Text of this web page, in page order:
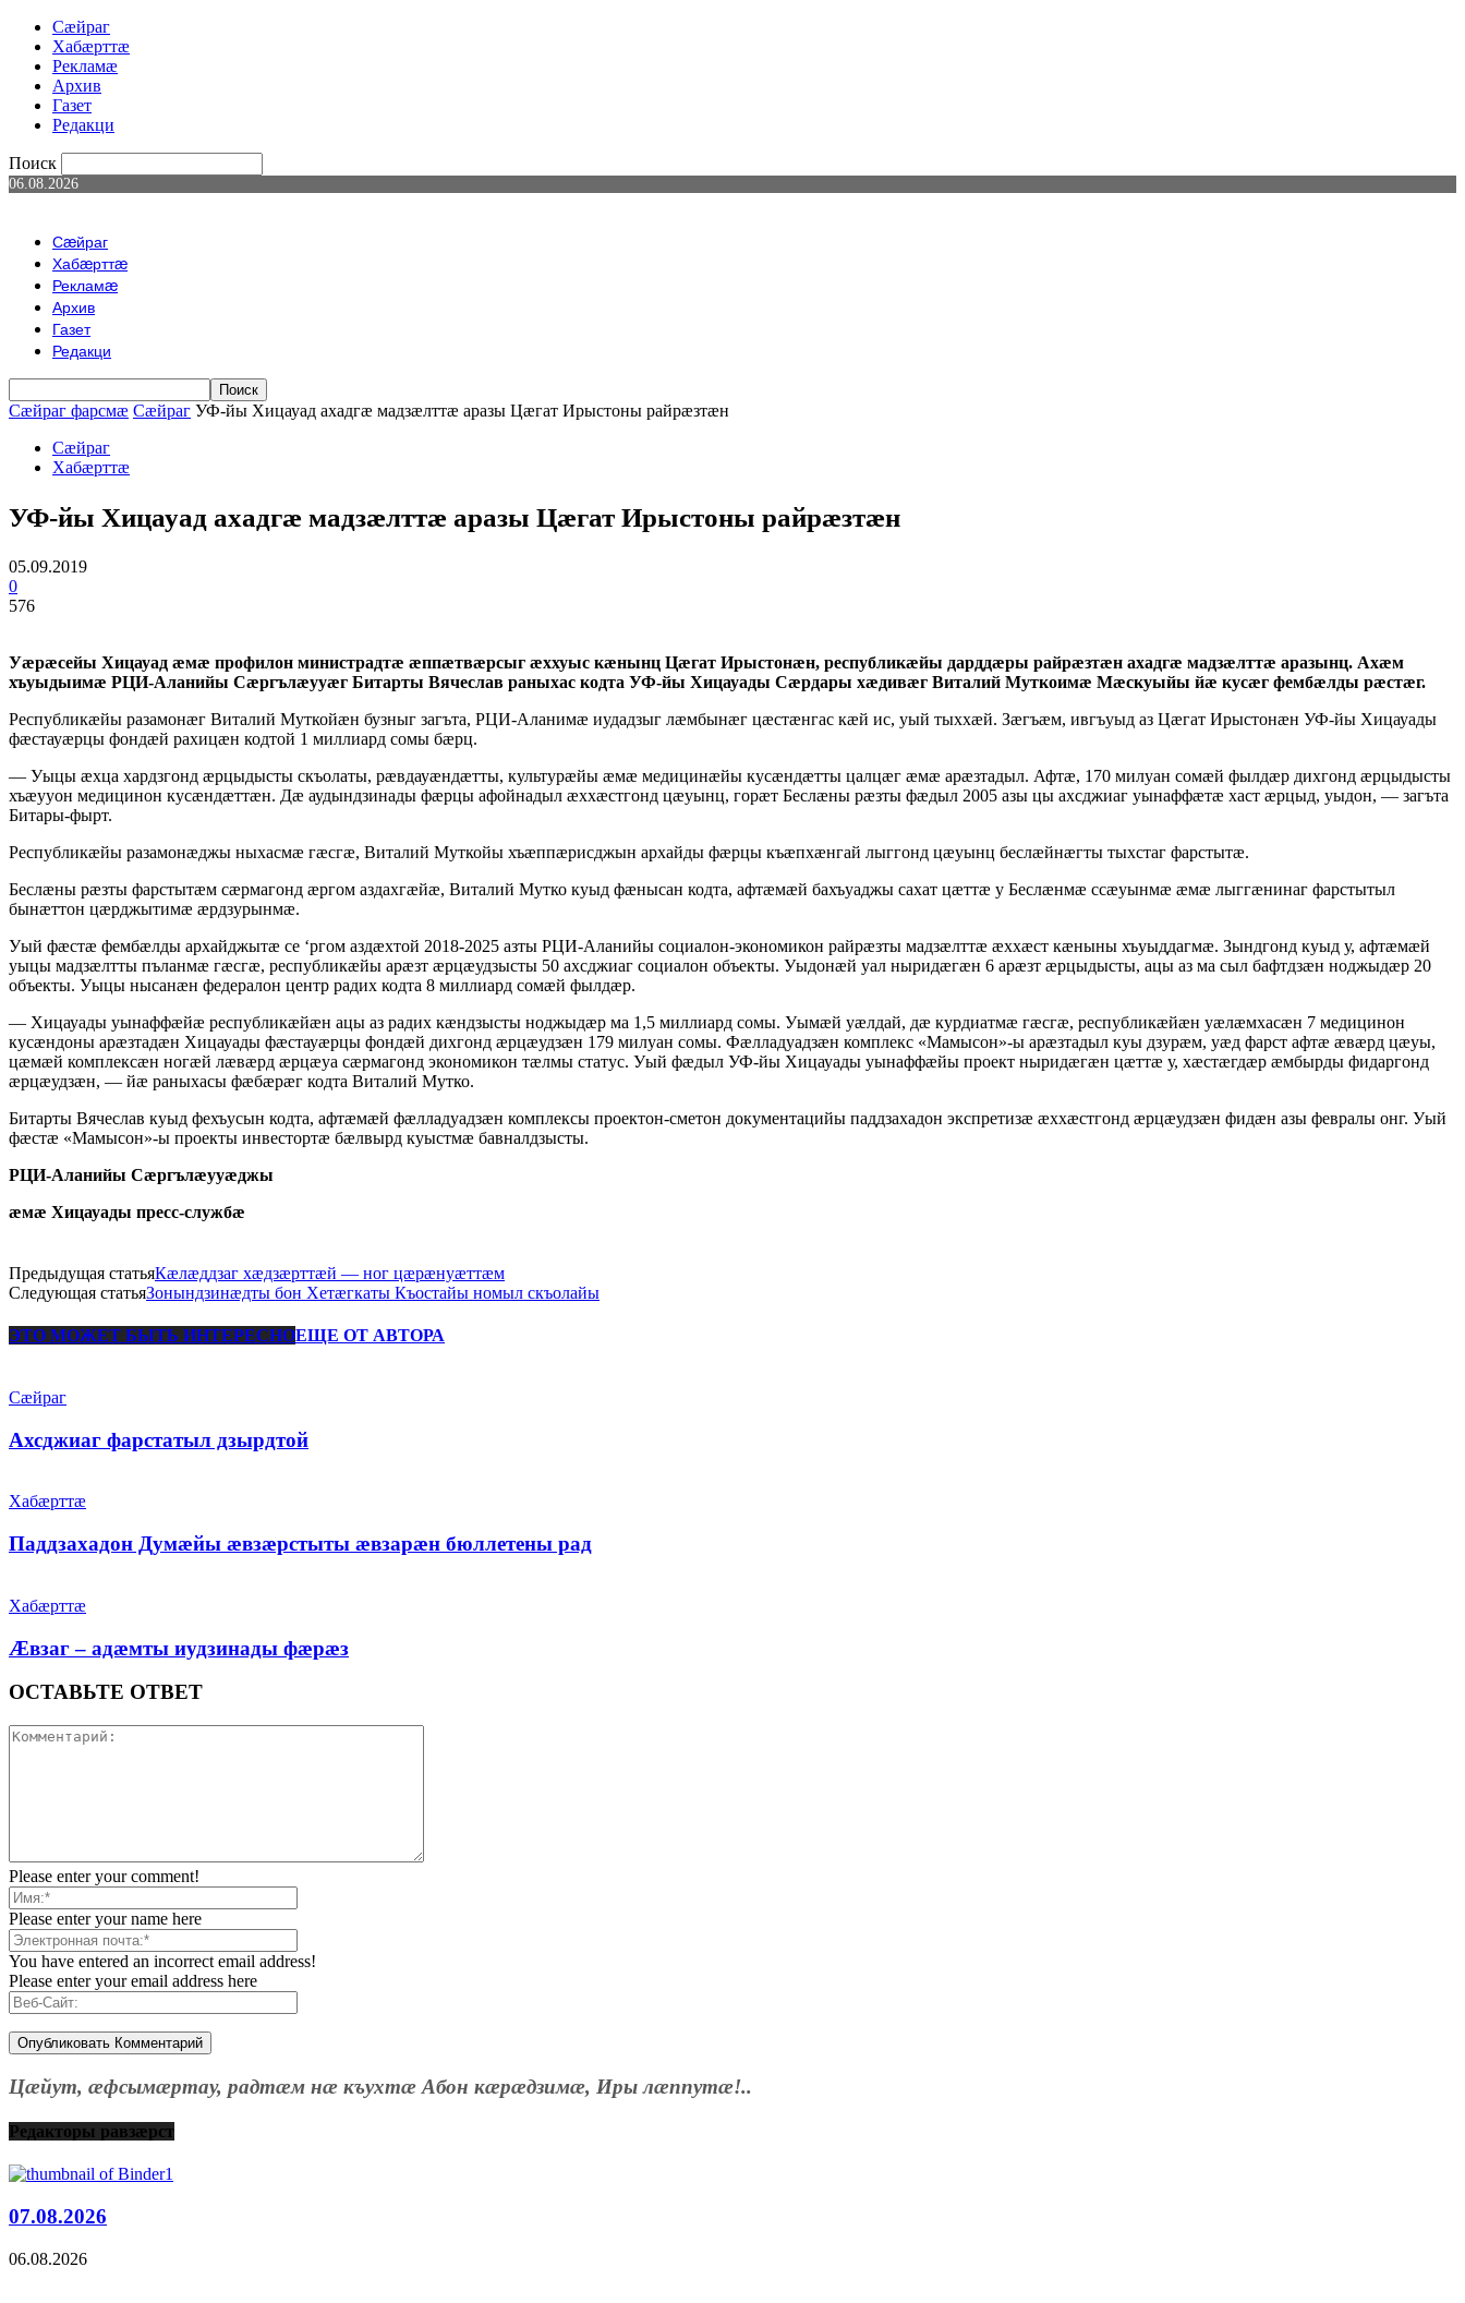
Сæйраг
Хабæрттæ
Рекламæ
Архив
Газет
Редакци
Поиск
06.08.2026
Сæйраг
Хабæрттæ
Рекламæ
Архив
Газет
Редакци
Сæйраг фарсмæ Сæйраг УФ-йы Хицауад ахадгӕ мадзӕлттӕ аразы Цӕгат Ирыстоны райрӕзтӕн
Сæйраг
Хабæрттæ
УФ-йы Хицауад ахадгӕ мадзӕлттӕ аразы Цӕгат Ирыстоны райрӕзтӕн
05.09.2019
0
576
Уӕрӕсейы Хицауад ӕмӕ профилон министрадтӕ ӕппӕтвӕрсыг ӕххуыс кӕнынц Цӕгат Ирыстонӕн, республикӕйы дарддӕры райрӕзтӕн ахадгӕ мадзӕлттӕ аразынц. Ахӕм
хъуыдыимӕ РЦИ-Аланийы Сӕргълӕууӕг Битарты Вячеслав раныхас кодта УФ-йы Хицауады Сӕрдары хӕдивӕг Виталий Муткоимӕ Мӕскуыйы йӕ кусӕг фембӕлды рӕстӕг.
Республикӕйы разамонӕг Виталий Муткойӕн бузныг загъта, РЦИ-Аланимӕ иудадзыг лӕмбынӕг цӕстӕнгас кӕй ис, уый тыххӕй. Зӕгъӕм, ивгъуыд аз Цӕгат Ирыстонӕн УФ-йы Хицауады
фӕстауӕрцы фондӕй рахицӕн кодтой 1 миллиард сомы бӕрц.
— Уыцы ӕхца хардзгонд ӕрцыдысты скъолаты, рӕвдауӕндӕтты, культурӕйы ӕмӕ медицинӕйы кусӕндӕтты цалцӕг ӕмӕ арӕзтадыл. Афтӕ, 170 милуан сомӕй фылдӕр дихгонд ӕрцыдысты
хъӕууон медицинон кусӕндӕттӕн. Дӕ аудындзинады фӕрцы афойнадыл ӕххӕстгонд цӕуынц, горӕт Беслӕны рӕзты фӕдыл 2005 азы цы ахсджиаг уынаффӕтӕ хаст ӕрцыд, уыдон, — загъта
Битары-фырт.
Республикӕйы разамонӕджы ныхасмӕ гӕсгӕ, Виталий Муткойы хъӕппӕрисджын архайды фӕрцы къӕпхӕнгай лыггонд цӕуынц беслӕйнӕгты тыхстаг фарстытӕ.
Беслӕны рӕзты фарстытӕм сӕрмагонд ӕргом аздахгӕйӕ, Виталий Мутко куыд фӕнысан кодта, афтӕмӕй бахъуаджы сахат цӕттӕ у Беслӕнмӕ ссӕуынмӕ ӕмӕ лыггӕнинаг фарстытыл
бынӕттон цӕрджытимӕ ӕрдзурынмӕ.
Уый фӕстӕ фембӕлды архайджытӕ се ‘ргом аздӕхтой 2018-2025 азты РЦИ-Аланийы социалон-экономикон райрӕзты мадзӕлттӕ ӕххӕст кӕныны хъуыддагмӕ. Зындгонд куыд у, афтӕмӕй
уыцы мадзӕлтты пъланмӕ гӕсгӕ, республикӕйы арӕзт ӕрцӕудзысты 50 ахсджиаг социалон объекты. Уыдонӕй уал ныридӕгӕн 6 арӕзт ӕрцыдысты, ацы аз ма сыл бафтдзӕн ноджыдӕр 20
объекты. Уыцы нысанӕн федералон центр радих кодта 8 миллиард сомӕй фылдӕр.
— Хицауады уынаффӕйӕ республикӕйӕн ацы аз радих кӕндзысты ноджыдӕр ма 1,5 миллиард сомы. Уымӕй уӕлдай, дӕ курдиатмӕ гӕсгӕ, республикӕйӕн уӕлӕмхасӕн 7 медицинон
кусӕндоны арӕзтадӕн Хицауады фӕстауӕрцы фондӕй дихгонд ӕрцӕудзӕн 179 милуан сомы. Фӕлладуадзӕн комплекс «Мамысон»-ы арӕзтадыл куы дзурӕм, уӕд фарст афтӕ ӕвӕрд цӕуы,
цӕмӕй комплексӕн ногӕй лӕвӕрд ӕрцӕуа сӕрмагонд экономикон тӕлмы статус. Уый фӕдыл УФ-йы Хицауады уынаффӕйы проект ныридӕгӕн цӕттӕ у, хӕстӕгдӕр ӕмбырды фидаргонд
ӕрцӕудзӕн, — йӕ раныхасы фӕбӕрӕг кодта Виталий Мутко.
Битарты Вячеслав куыд фехъусын кодта, афтӕмӕй фӕлладуадзӕн комплексы проектон-сметон документацийы паддзахадон экспретизӕ ӕххӕстгонд ӕрцӕудзӕн фидӕн азы февралы онг. Уый
фӕстӕ «Мамысон»-ы проекты инвестортӕ бӕлвырд куыстмӕ бавналдзысты.
РЦИ-Аланийы Сӕргълӕууӕджы
ӕмӕ Хицауады пресс-службӕ
Предыдущая статьяКӕлӕддзаг хӕдзӕрттӕй — ног цӕрӕнуӕттӕм
Следующая статьяЗонындзинӕдты бон Хетӕгкаты Къостайы номыл скъолайы
ЭТО МОЖЕТ БЫТЬ ИНТЕРЕСНОЕЩЕ ОТ АВТОРА
Сæйраг
Ахсджиаг фарстатыл дзырдтой
Хабæрттæ
Паддзахадон Думæйы æвзæрстыты æвзарæн бюллетены рад
Хабæрттæ
Æвзаг – адæмты иудзинады фæрæз
ОСТАВЬТЕ ОТВЕТ
Please enter your comment!
Please enter your name here
You have entered an incorrect email address!
Please enter your email address here
Цæйут, æфсымæртау, радтæм нæ къухтæ Абон кæрæдзимæ, Иры лæппутæ!..
Редакторы равзæрст
07.08.2026
06.08.2026